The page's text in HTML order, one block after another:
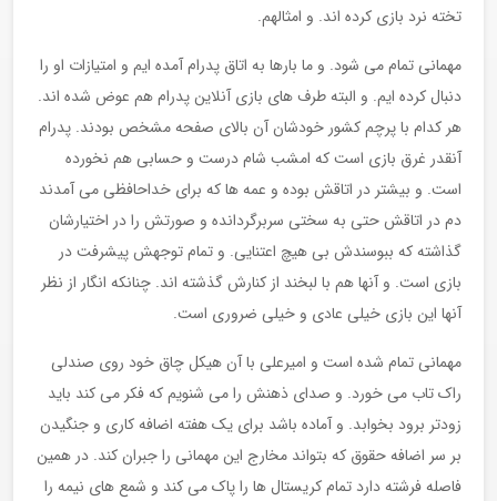
تخته نرد بازی کرده اند. و امثالهم.
مهمانی تمام می شود. و ما بارها به اتاق پدرام آمده ایم و امتیازات او را
دنبال کرده ایم. و البته طرف های بازی آنلاین پدرام هم عوض شده اند.
هر کدام با پرچم کشور خودشان آن بالای صفحه مشخص بودند. پدرام
آنقدر غرق بازی است که امشب شام درست و حسابی هم نخورده
است. و بیشتر در اتاقش بوده و عمه ها که برای خداحافظی می آمدند
دم در اتاقش حتی به سختی سربرگردانده و صورتش را در اختیارشان
گذاشته که ببوسندش بی هیچ اعتنایی. و تمام توجهش پیشرفت در
بازی است. و آنها هم با لبخند از کنارش گذشته اند. چنانکه انگار از نظر
آنها این بازی خیلی عادی و خیلی ضروری است.
مهمانی تمام شده است و امیرعلی با آن هیکل چاق خود روی صندلی
راک تاب می خورد. و صدای ذهنش را می شنویم که فکر می کند باید
زودتر برود بخوابد. و آماده باشد برای یک هفته اضافه کاری و جنگیدن
بر سر اضافه حقوق که بتواند مخارج این مهمانی را جبران کند. در همین
فاصله فرشته دارد تمام کریستال ها را پاک می کند و شمع های نیمه را